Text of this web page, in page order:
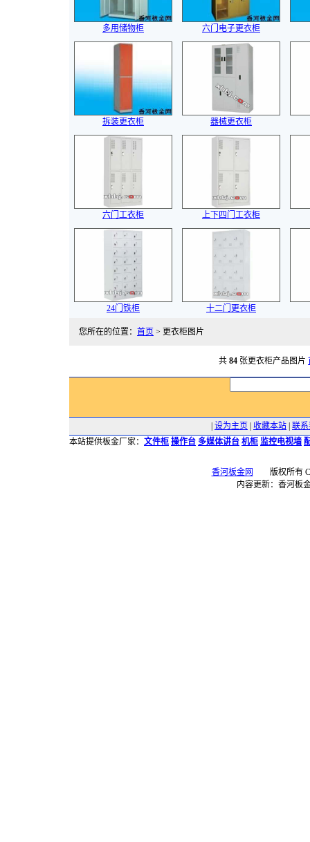
多用储物柜 六门电子更衣柜
拆装更衣柜 器械更衣柜
六门工衣柜 上下四门工衣柜
24门铁柜 十二门更衣柜
您所在的位置： 首页 > 更衣柜图片
共 84 张更衣柜产品图片
设为主页 收藏本站 联
本站提供板金厂家： 文件柜 操作台 多媒体讲台 机柜 监控电视墙
香河板金网
版权所有
内容更新：香河板